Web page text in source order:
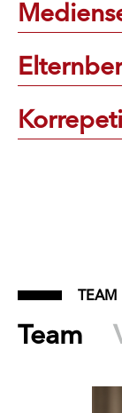
TEAM
Team